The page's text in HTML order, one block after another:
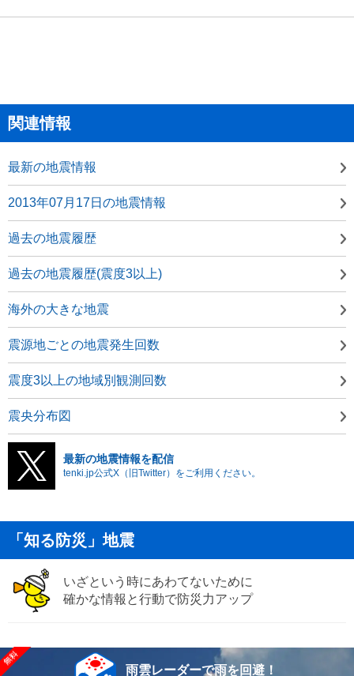
関連情報
最新の地震情報
2013年07月17日の地震情報
過去の地震履歴
過去の地震履歴(震度3以上)
海外の大きな地震
震源地ごとの地震発生回数
震度3以上の地域別観測回数
震央分布図
最新の地震情報を配信
tenki.jp公式X（旧Twitter）をご利用ください。
「知る防災」地震
いざという時にあわてないために
確かな情報と行動で防災力アップ
雨雲レーダーで雨を回避！